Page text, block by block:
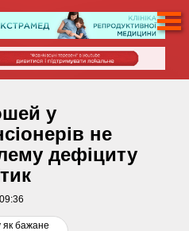
у
не
дефіциту
як бажане